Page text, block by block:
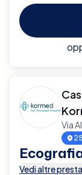
Via
Vedi altre